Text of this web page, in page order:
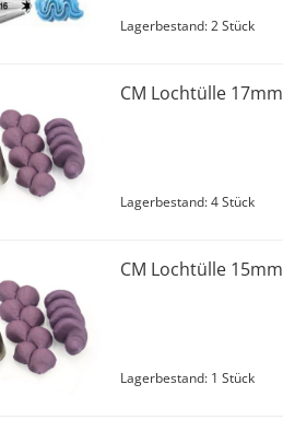
Lagerbestand: 2 Stück
CM Lochtülle 17mm
Lagerbestand: 4 Stück
CM Lochtülle 15mm
Lagerbestand: 1 Stück